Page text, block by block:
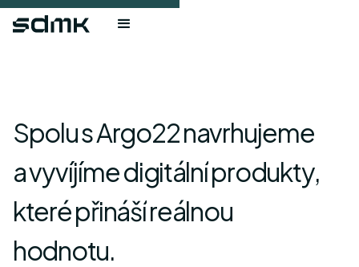
SpolusArgo22navrhujeme
avyvíjímedigitálníprodukty,
kterépřinášíreálnou
hodnotu.